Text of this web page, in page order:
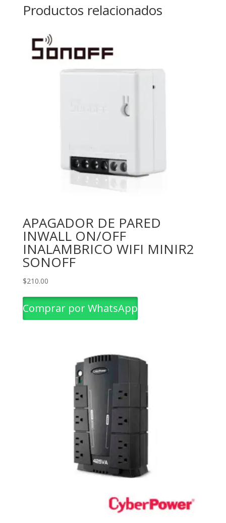
Productos relacionados
APAGADOR DE PARED
INWALL ON/OFF
INALAMBRICO WIFI MINIR2
SONOFF
$210.00
Comprar por WhatsApp